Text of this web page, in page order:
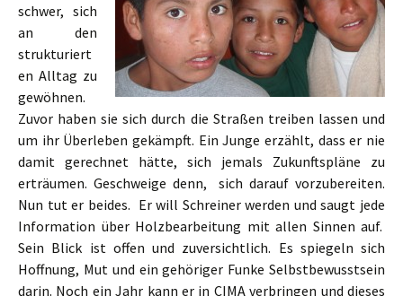
schwer, sich
an den
strukturiert
en Alltag zu
gewöhnen.
Zuvor haben sie sich durch die Straßen treiben lassen und
um ihr Überleben gekämpft. Ein Junge erzählt, dass er nie
damit gerechnet hätte, sich jemals Zukunftspläne zu
erträumen. Geschweige denn, sich darauf vorzubereiten.
Nun tut er beides. Er will Schreiner werden und saugt jede
Information über Holzbearbeitung mit allen Sinnen auf.
Sein Blick ist offen und zuversichtlich. Es spiegeln sich
Hoffnung, Mut und ein gehöriger Funke Selbstbewusstsein
darin. Noch ein Jahr kann er in CIMA verbringen und dieses